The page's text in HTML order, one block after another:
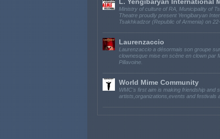
Ministry of culture of RA, Municipality of
Theatre proudly present Yengibaryan
Tsakhkadzor (Republic of Armenia) on 22-
Laurenzaccio
Laurenzaccio a désormais son groupe
clownesque mise en scène en clown par
Pillavoine.
World Mime Community
WMC's first aim is making friendship and
artists,organizations,events and festivals